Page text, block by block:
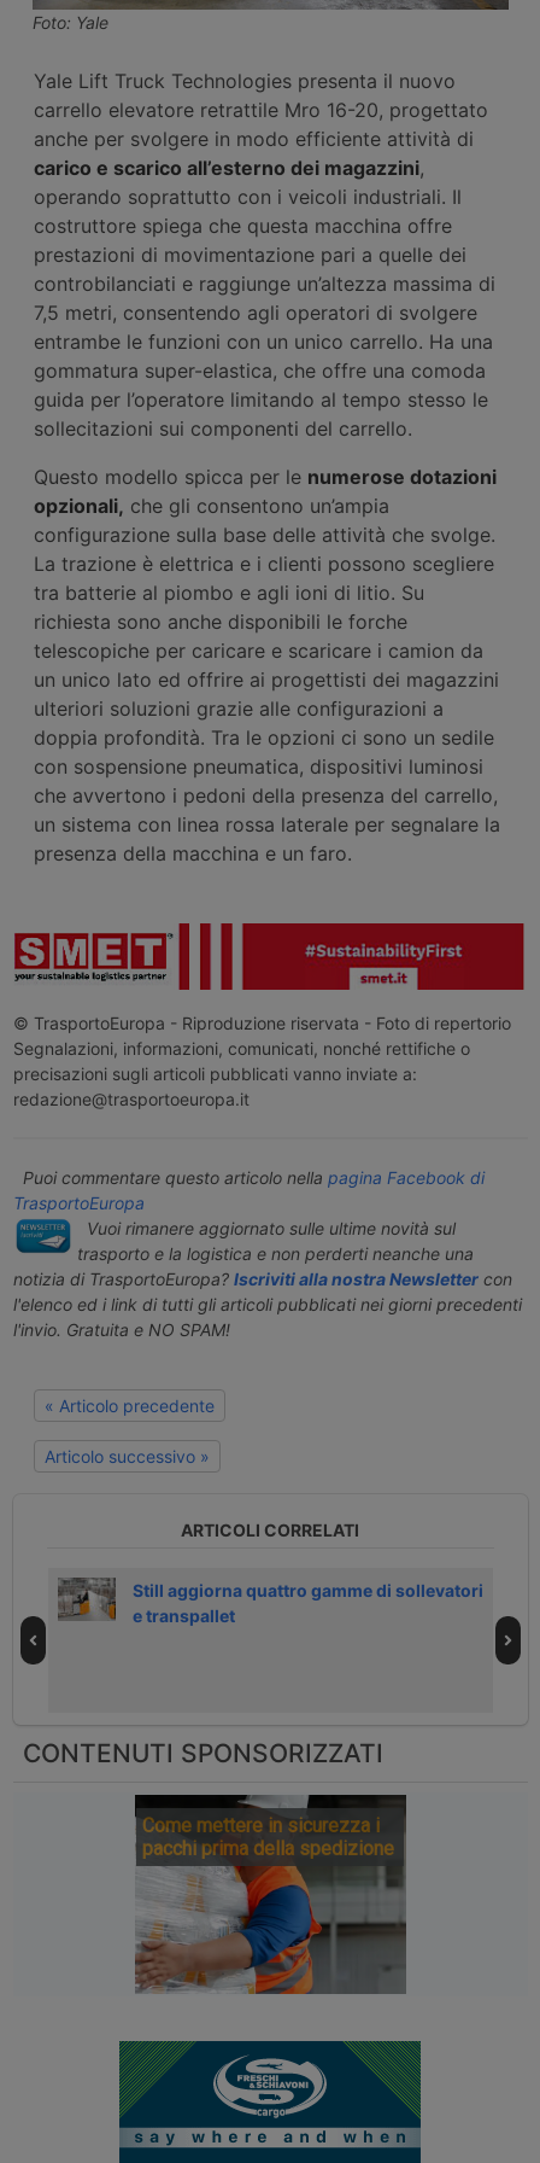
Foto: Yale
Yale Lift Truck Technologies presenta il nuovo
carrello elevatore retrattile Mro 16-20, progettato
anche per svolgere in modo efficiente attività di
carico e scarico all’esterno dei magazzini,
operando soprattutto con i veicoli industriali. Il
costruttore spiega che questa macchina offre
prestazioni di movimentazione pari a quelle dei
controbilanciati e raggiunge un’altezza massima di
7,5 metri, consentendo agli operatori di svolgere
entrambe le funzioni con un unico carrello. Ha una
gommatura super-elastica, che offre una comoda
guida per l’operatore limitando al tempo stesso le
sollecitazioni sui componenti del carrello.
Questo modello spicca per le numerose dotazioni
opzionali, che gli consentono un’ampia
configurazione sulla base delle attività che svolge.
La trazione è elettrica e i clienti possono scegliere
tra batterie al piombo e agli ioni di litio. Su
richiesta sono anche disponibili le forche
telescopiche per caricare e scaricare i camion da
un unico lato ed offrire ai progettisti dei magazzini
ulteriori soluzioni grazie alle configurazioni a
doppia profondità. Tra le opzioni ci sono un sedile
con sospensione pneumatica, dispositivi luminosi
che avvertono i pedoni della presenza del carrello,
un sistema con linea rossa laterale per segnalare la
presenza della macchina e un faro.
© TrasportoEuropa - Riproduzione riservata - Foto di repertorio
Segnalazioni, informazioni, comunicati, nonché rettifiche o
precisazioni sugli articoli pubblicati vanno inviate a:
redazione@trasportoeuropa.it
Puoi commentare questo articolo nella pagina Facebook di
TrasportoEuropa
Vuoi rimanere aggiornato sulle ultime novità sul
trasporto e la logistica e non perderti neanche una
notizia di TrasportoEuropa? Iscriviti alla nostra Newslettercon
l'elenco ed i link di tutti gli articoli pubblicati nei giorni precedenti
l'invio. Gratuita e NO SPAM!
« Articolo precedente
Articolo successivo »
ARTICOLI CORRELATI
Still aggiorna quattro gamme di sollevatori
e transpallet
CONTENUTI SPONSORIZZATI
Come mettere in sicurezza i
pacchi prima della spedizione